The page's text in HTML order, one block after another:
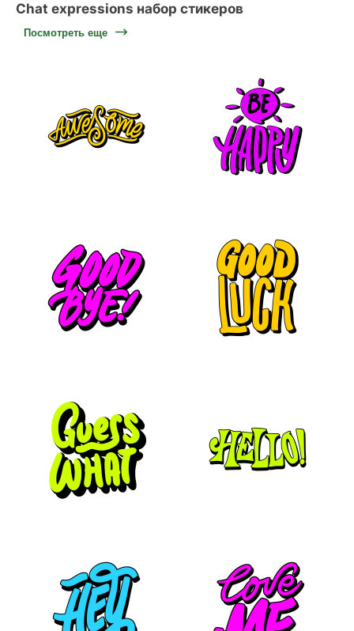
Chat expressions набор стикеров
Посмотреть еще